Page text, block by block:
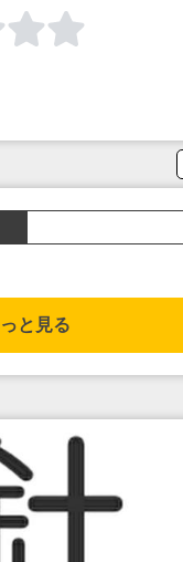
と見る